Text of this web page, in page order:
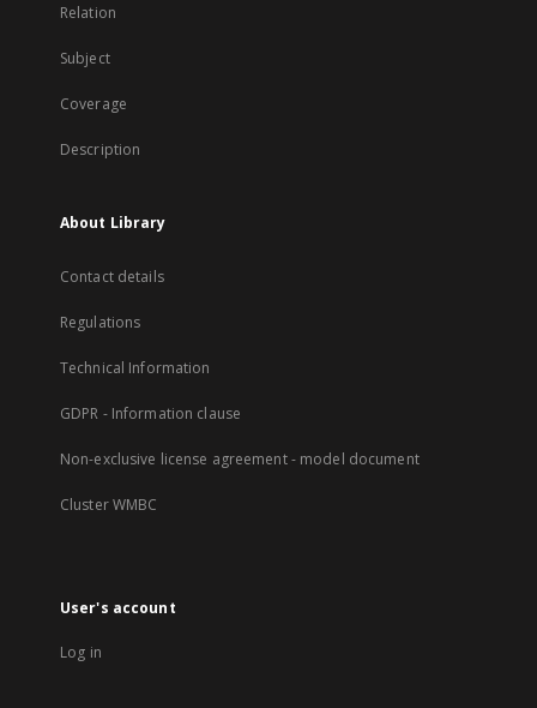
Relation
Subject
Coverage
Description
About Library
Contact details
Regulations
Technical Information
GDPR - Information clause
Non-exclusive license agreement - model document
Cluster WMBC
User's account
Log in